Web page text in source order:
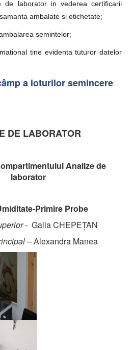
de laborator in vederea certificarii
ambalate si etichetate;
semintelor;
tine evidenta tuturor datelor
a loturilor semincere
DE LABORATOR
Analize de
laborator
Primire Probe
- Galia CHEPEȚAN
– Alexandra Manea